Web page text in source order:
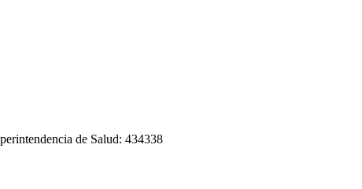
de Salud: 434338